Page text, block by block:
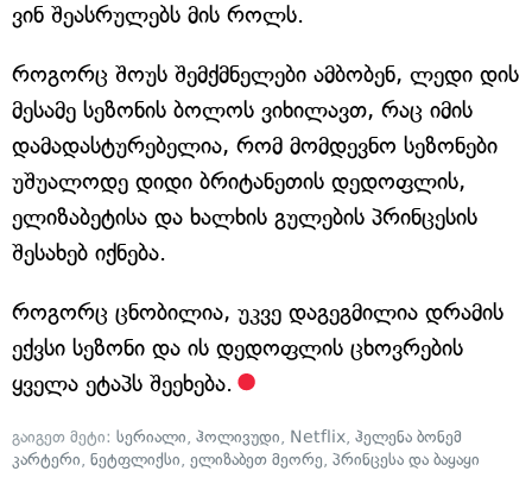
ვინ შეასრულებს მის როლს.
როგორც შოუს შემქმნელები ამბობენ, ლედი დის
მესამე სეზონის ბოლოს ვიხილავთ, რაც იმის
დამადასტურებელია, რომ მომდევნო სეზონები
უშუალოდე დიდი ბრიტანეთის დედოფლის,
ელიზაბეტისა და ხალხის გულების პრინცესის
შესახებ იქნება.
როგორც ცნობილია, უკვე დაგეგმილია დრამის
ექვსი სეზონი და ის დედოფლის ცხოვრების
ყველა ეტაპს შეეხება.
გაიგეთ მეტი: სერიალი, ჰოლივუდი, Netflix, ჰელენა ბონემ
კარტერი, ნეტფლიქსი, ელიზაბეთ მეორე, პრინცესა და ბაყაყი